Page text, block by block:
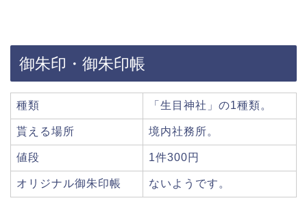
御朱印・御朱印帳
種類 「生目神社」の1種類。
貰える場所 境内社務所。
値段 1件300円
オリジナル御朱印帳 ないようです。